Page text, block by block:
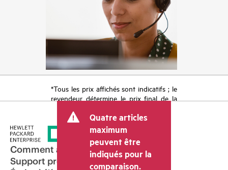
*Tous les prix affichés sont indicatifs ; le
revendeur détermine le prix final de la
tels que la TVA ou les taxes sur la vente
et les frais d’expédition. Le prix de la
transaction déterminé par le revendeur
peut varier par rapport à d’autres
revendeurs et au prix indicatif affiché.
Les prix indicatifs peuvent inclure des
Quatre articles
maximum
peuvent être
indiqués pour la
comparaison.
Comment acheter
Support produit